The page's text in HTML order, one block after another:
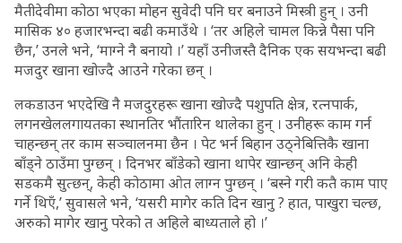
मैतीदेवीमा कोठा भएका मोहन सुवेदी पनि घर बनाउने मिस्त्री हुन् । उनी
मासिक ४० हजारभन्दा बढी कमाउँथे । ‘तर अहिले चामल किन्ने पैसा पनि
छैन,’ उनले भने, ‘माग्ने नै बनायो ।’ यहाँ उनीजस्तै दैनिक एक सयभन्दा बढी
मजदुर खाना खोज्दै आउने गरेका छन् ।
लकडाउन भएदेखि नै मजदुरहरू खाना खोज्दै पशुपति क्षेत्र, रत्नपार्क,
लगनखेललगायतका स्थानतिर भौंतारिन थालेका हुन् । उनीहरू काम गर्न
चाहन्छन् तर काम सञ्चालनमा छैन । पेट भर्न बिहान उठ्नेबित्तिकै खाना
बाँड्ने ठाउँमा पुग्छन् । दिनभर बाँडेको खाना थापेर खान्छन् अनि केही
सडकमै सुत्छन्, केही कोठामा ओत लाग्न पुग्छन् । ‘बस्ने गरी कतै काम पाए
गर्ने थिएँ,’ सुवासले भने, ‘यसरी मागेर कति दिन खानु ? हात, पाखुरा चल्छ,
अरुको मागेर खानु परेको त अहिले बाध्यताले हो ।’